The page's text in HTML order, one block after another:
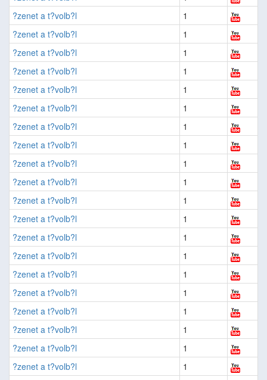
?zenet a t?volb?l
1
?zenet a t?volb?l
1
?zenet a t?volb?l
1
?zenet a t?volb?l
1
?zenet a t?volb?l
1
?zenet a t?volb?l
1
?zenet a t?volb?l
1
?zenet a t?volb?l
1
?zenet a t?volb?l
1
?zenet a t?volb?l
1
?zenet a t?volb?l
1
?zenet a t?volb?l
1
?zenet a t?volb?l
1
?zenet a t?volb?l
1
?zenet a t?volb?l
1
?zenet a t?volb?l
1
?zenet a t?volb?l
1
?zenet a t?volb?l
1
?zenet a t?volb?l
1
?zenet a t?volb?l
1